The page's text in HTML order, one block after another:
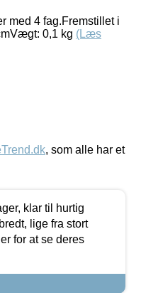
med 4 fag.Fremstillet i
0,1 kg (Læs
, som alle har et
klar til hurtig
lige fra stort
for at se deres